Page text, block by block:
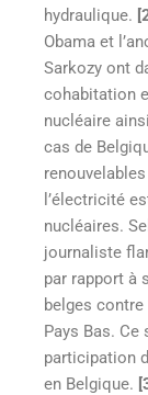
hydraulique.
Obama et
Sarkozy ont
cohabitation
nucléaire
cas de
l’électricité
nucléaires.
journaliste
par rapport à
belges contre
Pays Bas.
participation
en Belgique.